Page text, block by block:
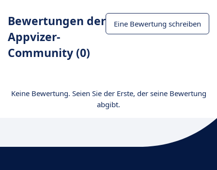
Bewertungen der
Appvizer-
Community (0)
Eine Bewertung schreiben
Keine Bewertung. Seien Sie der Erste, der seine Bewertung
abgibt.